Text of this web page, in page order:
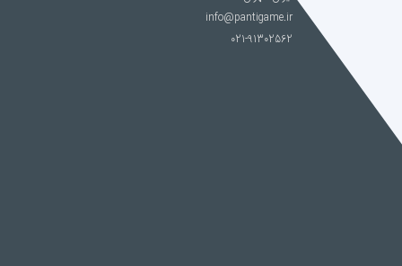
info@pantigame.ir
021-91302562